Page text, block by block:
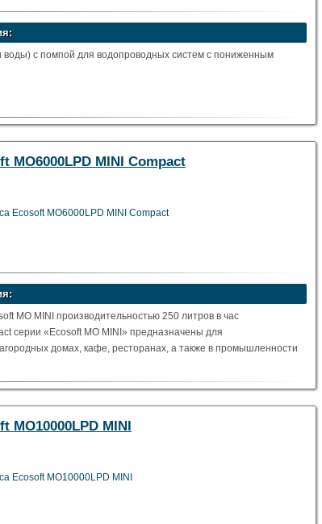
воды) с помпой для водопроводных систем с пониженным
MO6000LPD MINI Compact
Ecosoft MO6000LPD MINI Compact
MO MINI производительностью 250 литров в час
серии «Ecosoft MO MINI» предназначены для
домах, кафе, ресторанах, а также в промышленности
MO10000LPD MINI
Ecosoft MO10000LPD MINI